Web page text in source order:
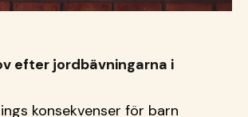
efter jordbävningarna i
konsekvenser för barn